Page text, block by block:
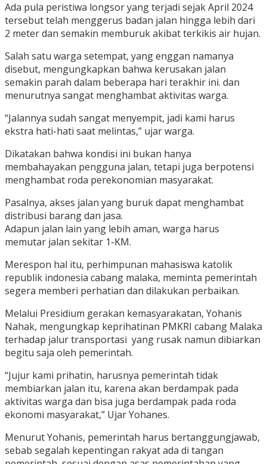
Ada pula peristiwa longsor yang terjadi sejak April 2024
tersebut telah menggerus badan jalan hingga lebih dari
2 meter dan semakin memburuk akibat terkikis air hujan.
Salah satu warga setempat, yang enggan namanya
disebut, mengungkapkan bahwa kerusakan jalan
semakin parah dalam beberapa hari terakhir ini. dan
menurutnya sangat menghambat aktivitas warga.
“Jalannya sudah sangat menyempit, jadi kami harus
ekstra hati-hati saat melintas,” ujar warga.
Dikatakan bahwa kondisi ini bukan hanya
membahayakan pengguna jalan, tetapi juga berpotensi
menghambat roda perekonomian masyarakat.
Pasalnya, akses jalan yang buruk dapat menghambat
distribusi barang dan jasa.
Adapun jalan lain yang lebih aman, warga harus
memutar jalan sekitar 1-KM.
Merespon hal itu, perhimpunan mahasiswa katolik
republik indonesia cabang malaka, meminta pemerintah
segera memberi perhatian dan dilakukan perbaikan.
Melalui Presidium gerakan kemasyarakatan, Yohanis
Nahak, mengungkap keprihatinan PMKRI cabang Malaka
terhadap jalur transportasi yang rusak namun dibiarkan
begitu saja oleh pemerintah.
“Jujur kami prihatin, harusnya pemerintah tidak
membiarkan jalan itu, karena akan berdampak pada
aktivitas warga dan bisa juga berdampak pada roda
ekonomi masyarakat,” Ujar Yohanes.
Menurut Yohanis, pemerintah harus bertanggungjawab,
sebab segalah kepentingan rakyat ada di tangan